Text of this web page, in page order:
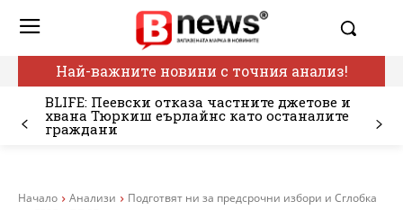
Най-важните новини с точния анализ!
BLIFE: Пеевски отказа частните джетове и
хвана Тюркиш еърлайнс като останалите
граждани
Начало Анализи
Подготвят ни за предсрочни избори и Сглобка